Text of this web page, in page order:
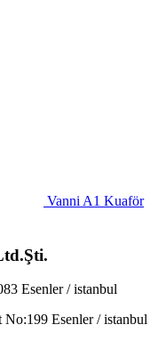
Vanni A1 Kuaför
Esenler / istanbul
Esenler / istanbul